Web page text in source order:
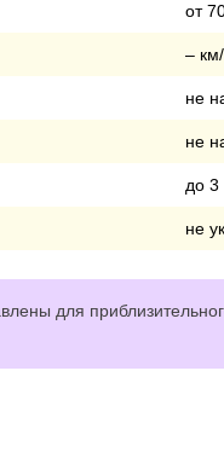
от
–
не
не
до 3
не
для